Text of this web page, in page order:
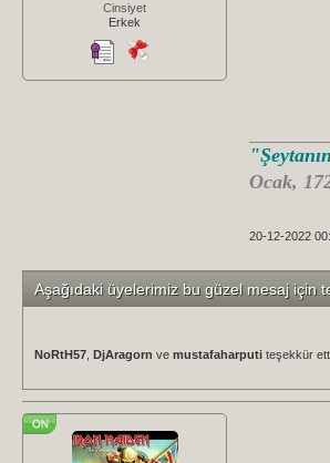
Cinsiyet
Erkek
Ocak,
20-12-2022
Aşağıdaki üyelerimiz bu güzel mesaj için
NoRtH57 DjAragorn ve mustafaharputi teşekkür